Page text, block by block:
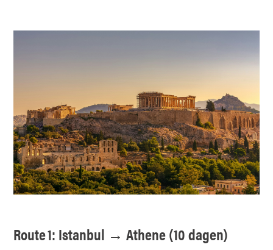
Route 1: Istanbul → Athene (10 dagen)